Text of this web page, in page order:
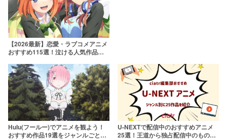
【2026最新】恋愛・ラブコメアニメ
おすすめ115選！泣ける人気作品か
Hulu(フールー)でアニメを観よう！
おすすめ作品19選をジャンルごとに
U-NEXTで配信中のおすすめアニメ
25選！王道から独占配信中のものま